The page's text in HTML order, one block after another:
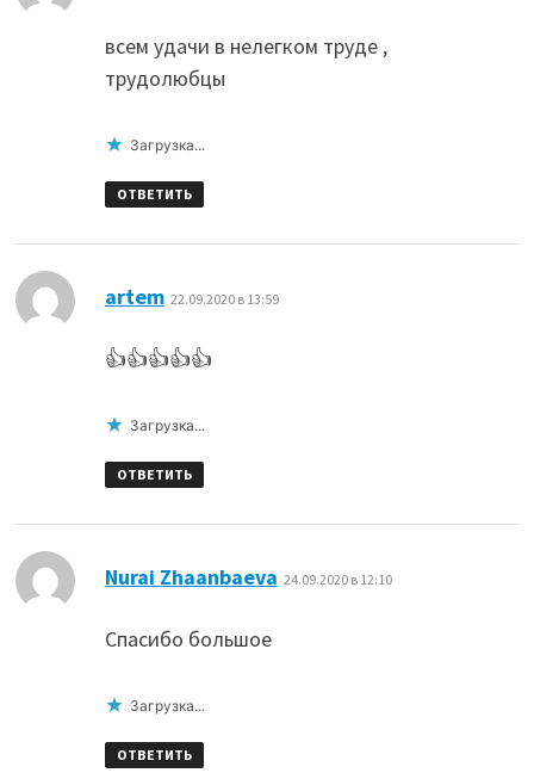
всем удачи в нелегком труде ,
трудолюбцы
Загрузка...
ОТВЕТИТЬ
artem: 22.09.2020 в 13:59
👍👍👍👍👍
Загрузка...
ОТВЕТИТЬ
Nurai Zhaanbaeva 24.09.2020 в 12:10
Спасибо большое
Загрузка...
ОТВЕТИТЬ